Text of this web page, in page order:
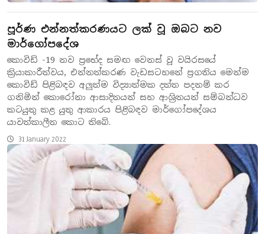
පූර්ණ එන්නත්කරණයට ලක් වූ ඔබට නව
මාර්ගෝපදේශ
කොවිඩ් -19 නව ප්‍රභේද සමඟ වෙනස් වූ වයිරසයේ
ක්‍රියාකාරීත්වය, එන්නත්කරණ වැඩසටහනේ ප්‍රගතිය මෙන්ම
කොවිඩ් පිළිබඳව අලුත්ම විද්‍යාත්මක දත්ත පදනම් කර
ගනිමින් කොරෝනා ආසාදිතයන් සහ ආශ්‍රිතයන් සම්බන්ධව
කටයුතු කළ යුතු ආකාරය පිළිබඳව මාර්ගෝපදේශය
යාවත්කාලීන කොට තිබේ.
31 January 2022